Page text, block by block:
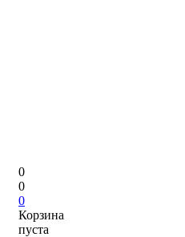
0
0
0
Корзина
пуста